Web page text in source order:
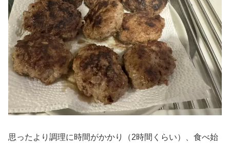
思ったより調理に時間がかかり（2時間くらい）、食べ始